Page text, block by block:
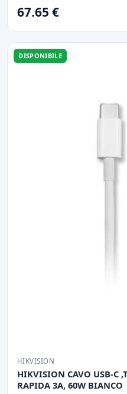
67.65 €
DISPONIBILE
HIKVISION
HIKVISION CAVO USB-C
RAPIDA 3A, 60W BIANCO